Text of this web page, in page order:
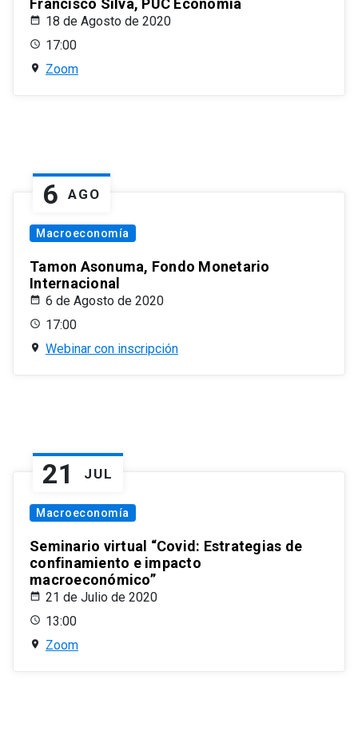
Francisco Silva, PUC Economía
18 de Agosto de 2020
17:00
Zoom
6 AGO
Macroeconomía
Tamon Asonuma, Fondo Monetario
Internacional
6 de Agosto de 2020
17:00
Webinar con inscripción
21 JUL
Macroeconomía
Seminario virtual “Covid: Estrategias de
confinamiento e impacto
macroeconómico”
21 de Julio de 2020
13:00
Zoom